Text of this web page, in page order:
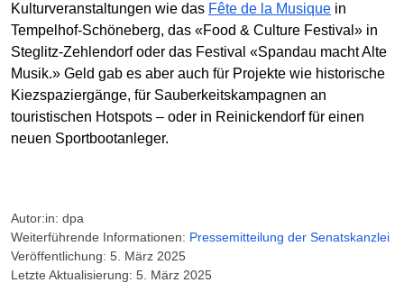
Kulturveranstaltungen wie das Fête de la Musique in
Tempelhof-Schöneberg, das «Food & Culture Festival» in
Steglitz-Zehlendorf oder das Festival «Spandau macht Alte
Musik.» Geld gab es aber auch für Projekte wie historische
Kiezspaziergänge, für Sauberkeitskampagnen an
touristischen Hotspots – oder in Reinickendorf für einen
neuen Sportbootanleger.
Autor:in: dpa
Weiterführende Informationen: Pressemitteilung der Senatskanzlei
Veröffentlichung: 5. März 2025
Letzte Aktualisierung: 5. März 2025